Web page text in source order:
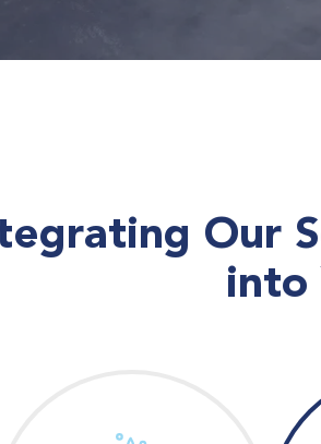
Our
into